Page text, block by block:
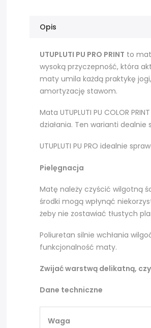
Opis
UTUPLUTI PU PRO PRINT to
wysoką przyczepność, która
maty umila każdą praktykę
amortyzację stawom.
Mata UTUPLUTI PU COLOR
działania. Ten warianti
UTUPLUTI PU PRO idealnie
Pielęgnacja
Matę należy czyścić wilgotną
środki mogą wpłynąć
żeby nie zostawiać tłustych
Poliuretan silnie wchłania
funkcjonalność maty.
Zwijać warstwą delikatną,
Dane techniczne
Waga